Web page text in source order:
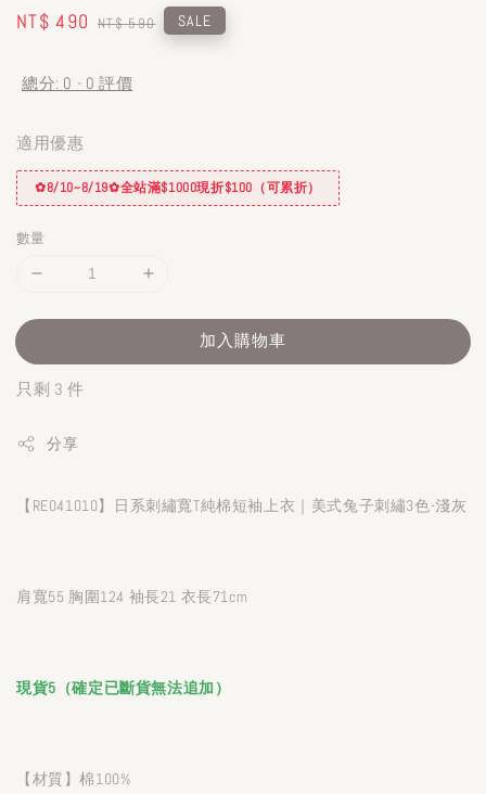
Sale
NT$ 490 Regular
NT$ 590 SALE
總分: 0 - 0 評價
適用優惠
✿8/10~8/19✿全站滿$1000現折$100（可累折）
數量
加入購物車
只剩 3 件
分享
【RE041010】日系刺繡寬T純棉短袖上衣｜美式兔子刺繡3色-淺灰
肩寬55 胸圍124 袖長21 衣長71cm
現貨5（確定已斷貨無法追加）
【材質】棉100%